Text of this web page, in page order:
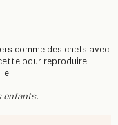
comme des chefs avec
pour reproduire
!
enfants.